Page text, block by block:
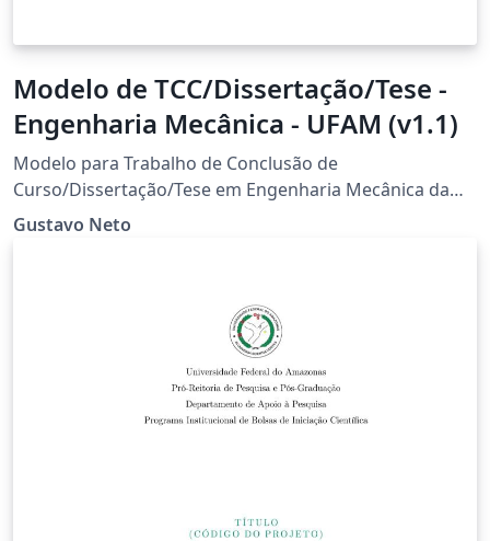
Modelo de TCC/Dissertação/Tese -
Engenharia Mecânica - UFAM (v1.1)
Modelo para Trabalho de Conclusão de
Curso/Dissertação/Tese em Engenharia Mecânica da
Universidade Federal do Amazonas
Gustavo Neto